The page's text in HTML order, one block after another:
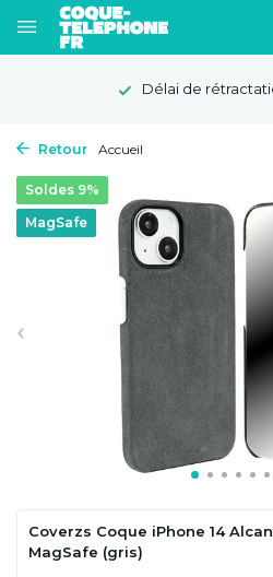
Délai de
Retour Accueil
Soldes 9%
MagSafe
Coverzs Coque iPhone 14
MagSafe (gris)